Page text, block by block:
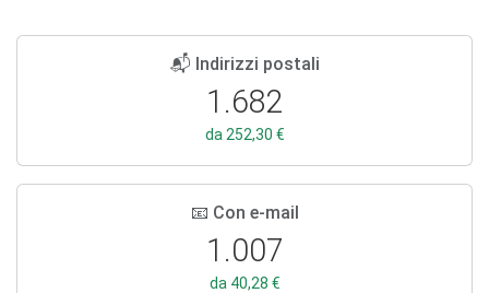
📬 Indirizzi postali
1.682
da 252,30 €
📧 Con e-mail
1.007
da 40,28 €